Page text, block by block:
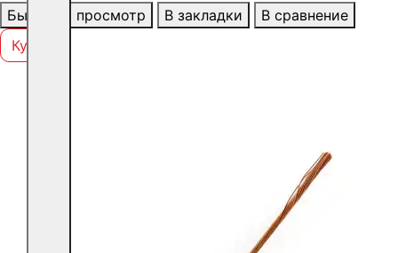
Быстрый просмотр В закладки
В сравнение
Купить